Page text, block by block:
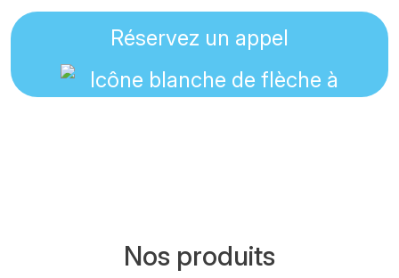
Réservez un appel
Nos produits